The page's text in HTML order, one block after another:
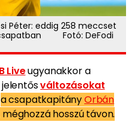
Péter: eddig 258 meccset
Fotó: DeFodi
Liveugyanakkor a
változásokat
a csapatkapitányOrbán
hosszú távon.